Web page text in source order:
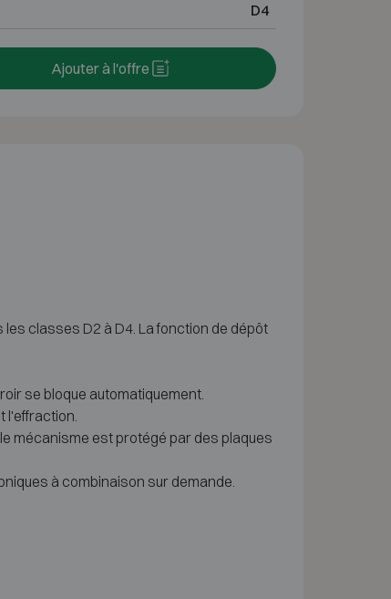
D4
Ajouter à l'offre
classes D2 à D4. La fonction de dépôt
se bloque automatiquement.
l'effraction.
mécanisme est protégé par des plaques
à combinaison sur demande.